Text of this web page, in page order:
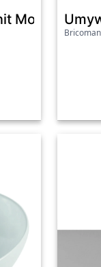
Moduo
Bricoman